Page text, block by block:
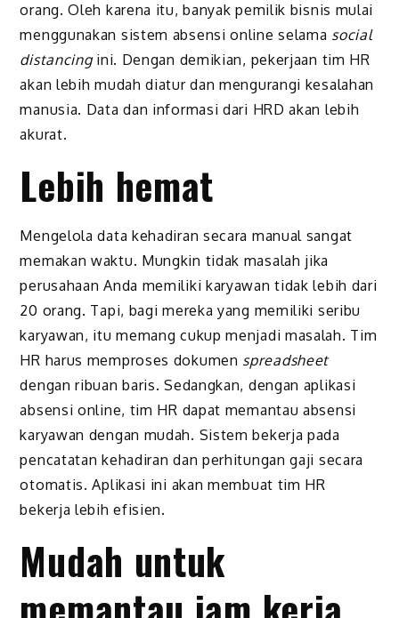
orang. Oleh karena itu, banyak pemilik bisnis mulai
menggunakan sistem absensi online selama social
distancingini. Dengan demikian, pekerjaan tim HR
akan lebih mudah diatur dan mengurangi kesalahan
manusia. Data dan informasi dari HRD akan lebih
akurat.
Lebih hemat
Mengelola data kehadiran secara manual sangat
memakan waktu. Mungkin tidak masalah jika
perusahaan Anda memiliki karyawan tidak lebih dari
20 orang. Tapi, bagi mereka yang memiliki seribu
karyawan, itu memang cukup menjadi masalah. Tim
HR harus memproses dokumen spreadsheet
dengan ribuan baris. Sedangkan, dengan aplikasi
absensi online, tim HR dapat memantau absensi
karyawan dengan mudah. Sistem bekerja pada
pencatatan kehadiran dan perhitungan gaji secara
otomatis. Aplikasi ini akan membuat tim HR
bekerja lebih efisien.
Mudah untuk